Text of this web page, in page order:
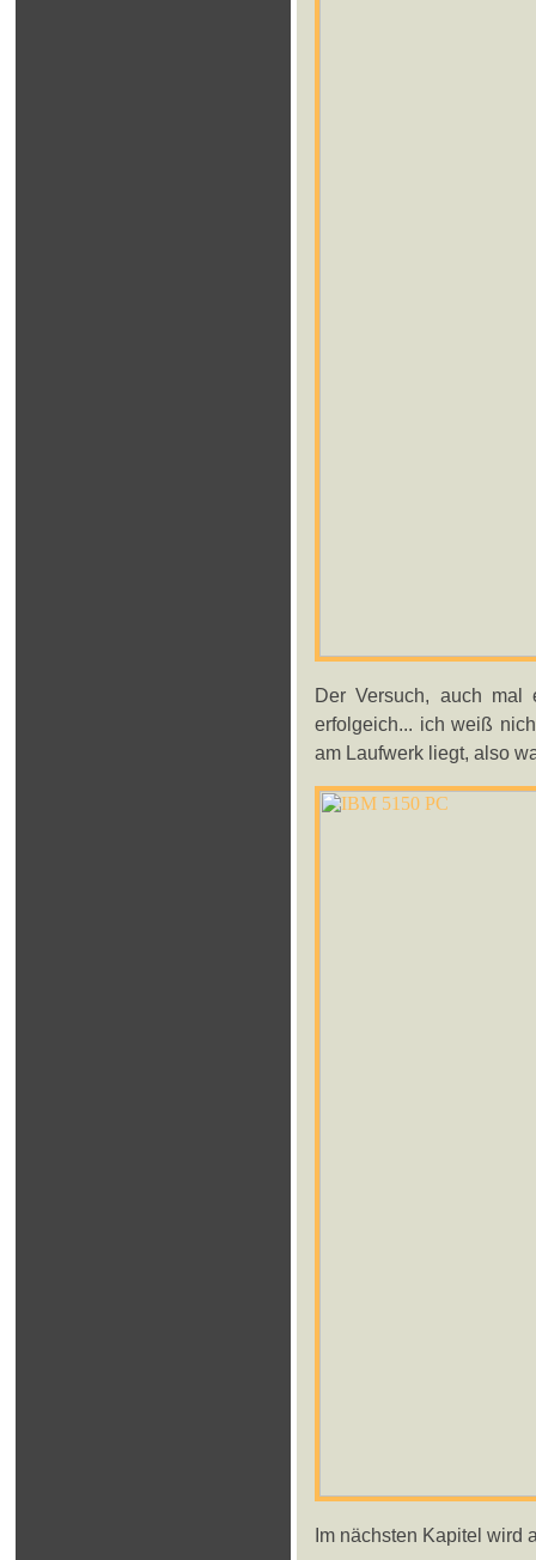
Der Versuch, auch mal
erfolgeich... ich weiß
am Laufwerk liegt, also
Im nächsten Kapitel wird